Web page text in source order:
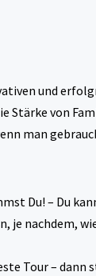
und
Stärke von
man
Du! – Du
je nachdem,
Tour – dann